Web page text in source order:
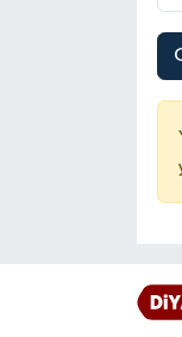
Kocaeli
Konya
Kütahya